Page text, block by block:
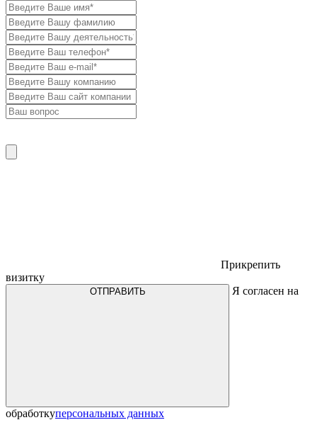
Прикрепить
визитку
ОТПРАВИТЬ Я согласен на
обработкуперсональных данных